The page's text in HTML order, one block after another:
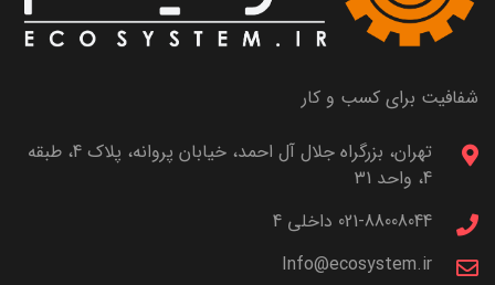
شفافیت برای کسب و کار
تهران، بزرگراه جلال آل احمد، خیابان پروانه، پلاک 4، طبقه
4، واحد 31
021-88008044 داخلی 4
Info@ecosystem.ir